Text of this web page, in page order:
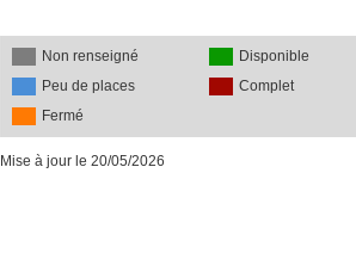
Non renseigné
Disponible
Peu de places
Complet
Fermé
Mise à jour le 20/05/2026